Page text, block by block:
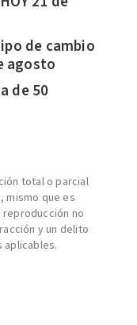
de cambio
agosto
de 50
total o parcial
mismo que es
reproducción no
y un delito
aplicables.